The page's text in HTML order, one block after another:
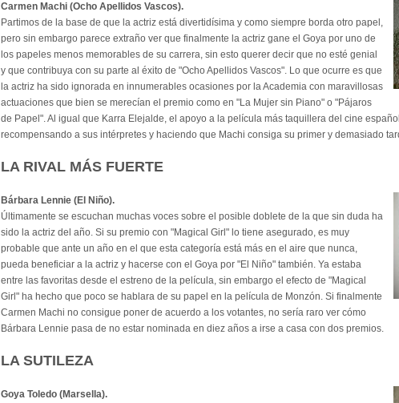
Carmen Machi (Ocho Apellidos Vascos).
Partimos de la base de que la actriz está divertidísima y como siempre borda otro papel,
pero sin embargo parece extraño ver que finalmente la actriz gane el Goya por uno de
los papeles menos memorables de su carrera, sin esto querer decir que no esté genial
y que contribuya con su parte al éxito de "Ocho Apellidos Vascos". Lo que ocurre es que
la actriz ha sido ignorada en innumerables ocasiones por la Academia con maravillosas
actuaciones que bien se merecían el premio como en "La Mujer sin Piano" o "Pájaros
de Papel". Al igual que Karra Elejalde, el apoyo a la película más taquillera del cine
recompensando a sus intérpretes y haciendo que Machi consiga su primer y demasiado
LA RIVAL MÁS FUERTE
Bárbara Lennie (El Niño).
Últimamente se escuchan muchas voces sobre el posible doblete de la que sin duda ha
sido la actriz del año. Si su premio con "Magical Girl" lo tiene asegurado, es muy
probable que ante un año en el que esta categoría está más en el aire que nunca,
pueda beneficiar a la actriz y hacerse con el Goya por "El Niño" también. Ya estaba
entre las favoritas desde el estreno de la película, sin embargo el efecto de "Magical
Girl" ha hecho que poco se hablara de su papel en la película de Monzón. Si finalmente
Carmen Machi no consigue poner de acuerdo a los votantes, no sería raro ver cómo
Bárbara Lennie pasa de no estar nominada en diez años a irse a casa con dos premios.
LA SUTILEZA
Goya Toledo (Marsella).